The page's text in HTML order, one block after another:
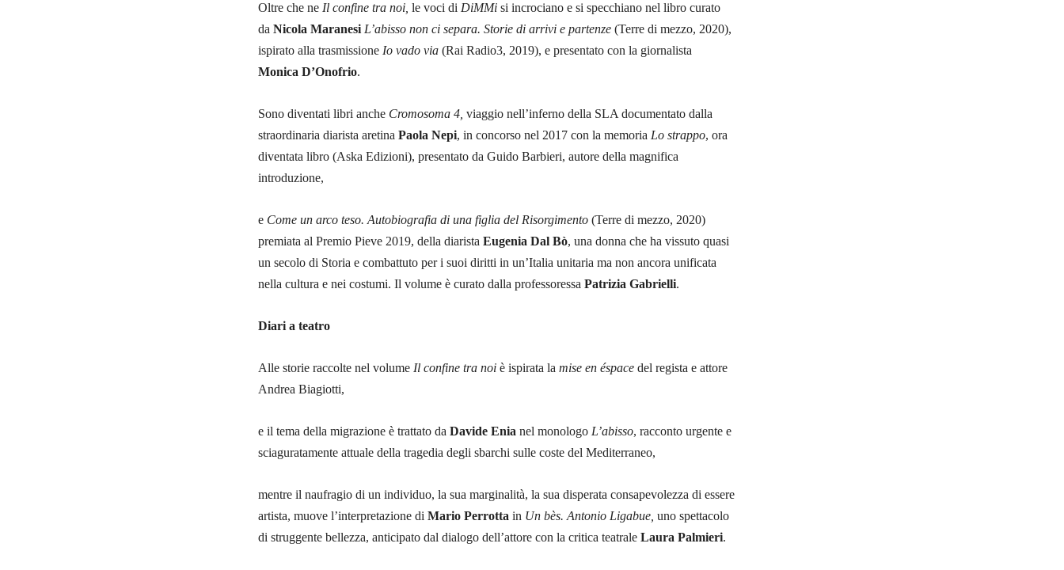
Oltre che ne Il confine tra noi, le voci di DiMMi si incrociano e si specchiano nel libro curato
da Nicola Maranesi L’abisso non ci separa. Storie di arrivi e partenze (Terre di mezzo, 2020),
ispirato alla trasmissione Io vado via (Rai Radio3, 2019), e presentato con la giornalista
Monica D’Onofrio.
Sono diventati libri anche Cromosoma 4, viaggio nell’inferno della SLA documentato dalla
straordinaria diarista aretina Paola Nepi, in concorso nel 2017 con la memoria Lo strappo, ora
diventata libro (Aska Edizioni), presentato da Guido Barbieri, autore della magnifica
introduzione,
e Come un arco teso. Autobiografia di una figlia del Risorgimento (Terre di mezzo, 2020)
premiata al Premio Pieve 2019, della diarista Eugenia Dal Bò, una donna che ha vissuto quasi
un secolo di Storia e combattuto per i suoi diritti in un’Italia unitaria ma non ancora unificata
nella cultura e nei costumi. Il volume è curato dalla professoressa Patrizia Gabrielli.
Diari a teatro
Alle storie raccolte nel volume Il confine tra noi è ispirata la mise en éspace del regista e attore
Andrea Biagiotti,
e il tema della migrazione è trattato da Davide Enia nel monologo L’abisso, racconto urgente e
sciaguratamente attuale della tragedia degli sbarchi sulle coste del Mediterraneo,
mentre il naufragio di un individuo, la sua marginalità, la sua disperata consapevolezza di essere
artista, muove l’interpretazione di Mario Perrotta in Un bès. Antonio Ligabue, uno spettacolo
di struggente bellezza, anticipato dal dialogo dell’attore con la critica teatrale Laura Palmieri.